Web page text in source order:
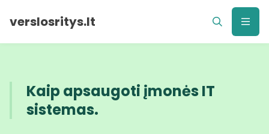
verslosritys.lt
Kaip apsaugoti įmonės IT
sistemas.